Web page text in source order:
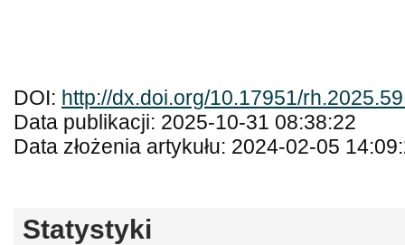
DOI: http://dx.doi.org/10.17951/
Data publikacji: 2025-10-31 08:38:22
Data złożenia artykułu: 2024-02-05
Statystyki